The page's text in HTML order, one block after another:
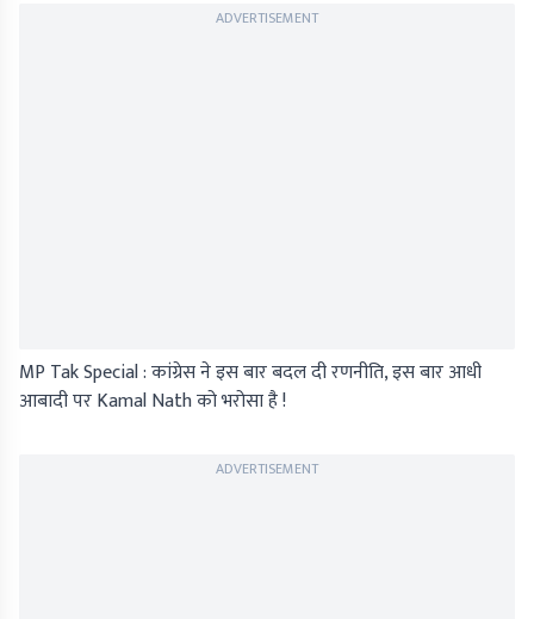
ADVERTISEMENT
MP Tak Special : कांग्रेस ने इस बार बदल दी रणनीति, इस बार आधी
आबादी पर Kamal Nath को भरोसा है !
ADVERTISEMENT